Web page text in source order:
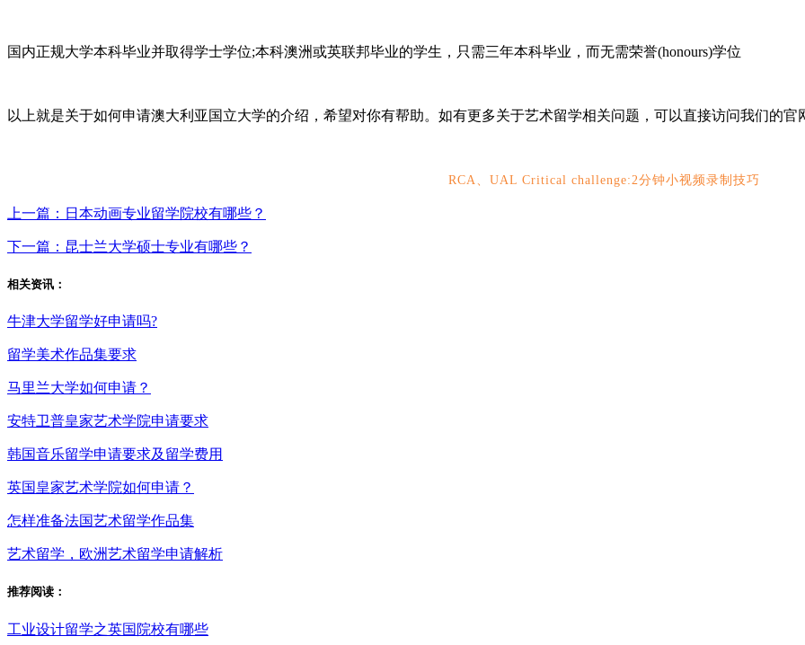
国内正规大学本科毕业并取得学士学位;本科澳洲或英联邦毕业的学生，只需三年本科毕业，而无需荣誉(honours)学位
以上就是关于如何申请澳大利亚国立大学的介绍，希望对你有帮助。如有更多关于艺术留学相关问题，可以直接访问我们的官
RCA、UAL Critical challenge:2分钟小视频录制技巧
上一篇：日本动画专业留学院校有哪些？
下一篇：昆士兰大学硕士专业有哪些？
相关资讯：
牛津大学留学好申请吗?
留学美术作品集要求
马里兰大学如何申请？
安特卫普皇家艺术学院申请要求
韩国音乐留学申请要求及留学费用
英国皇家艺术学院如何申请？
怎样准备法国艺术留学作品集
艺术留学，欧洲艺术留学申请解析
推荐阅读：
工业设计留学之英国院校有哪些